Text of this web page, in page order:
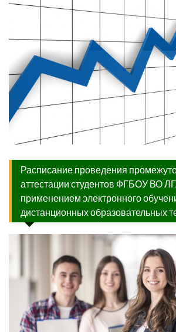
Расписание проведения
аттестации студентов ФГБОУ ВО
применением электронного
дистанционных образовательных